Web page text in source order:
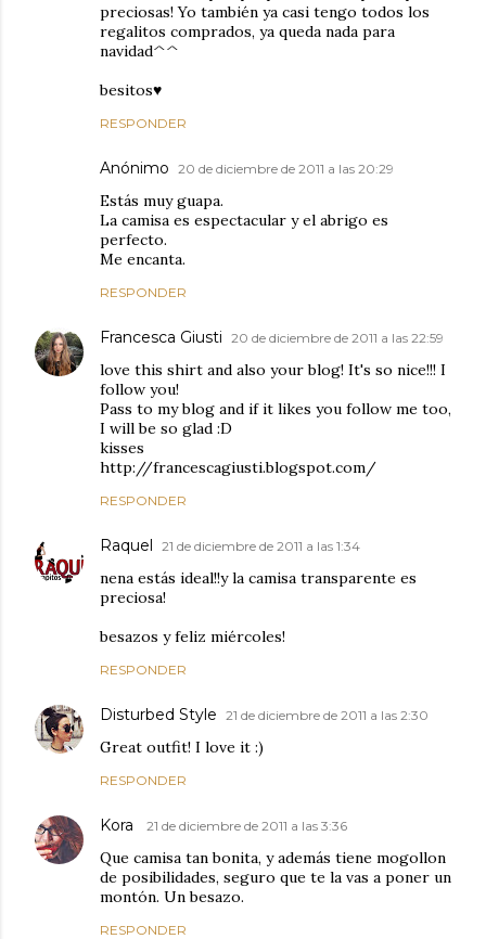
preciosas! Yo también ya casi tengo todos los
regalitos comprados, ya queda nada para
navidad^^
besitos♥
RESPONDER
Anónimo 20 de diciembre de 2011 a las 20:29
Estás muy guapa.
La camisa es espectacular y el abrigo es
perfecto.
Me encanta.
RESPONDER
Francesca Giusti 20 de diciembre de 2011 a las 22:59
love this shirt and also your blog! It's so nice!!! I
follow you!
Pass to my blog and if it likes you follow me too,
I will be so glad :D
kisses
http://francescagiusti.blogspot.com/
RESPONDER
Raquel 21 de diciembre de 2011 a las 1:34
nena estás ideal!!y la camisa transparente es
preciosa!
besazos y feliz miércoles!
RESPONDER
Disturbed Style 21 de diciembre de 2011 a las 2:30
Great outfit! I love it :)
RESPONDER
Kora 21 de diciembre de 2011 a las 3:36
Que camisa tan bonita, y además tiene mogollon
de posibilidades, seguro que te la vas a poner un
montón. Un besazo.
RESPONDER